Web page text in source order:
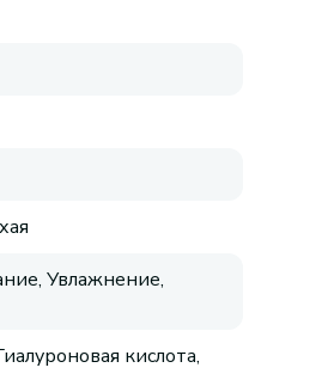
Увлажнение,
кислота,